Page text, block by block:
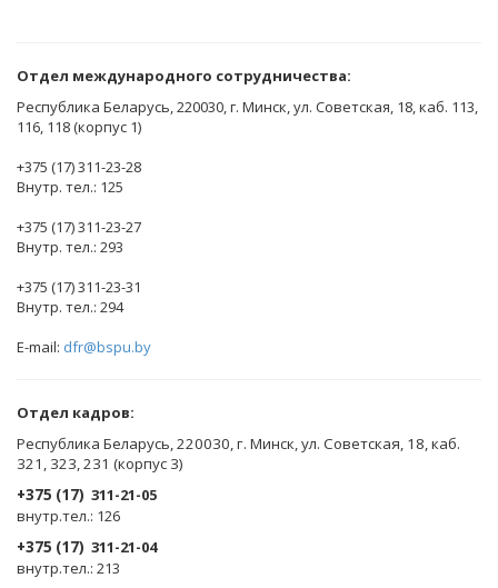
Отдел международного сотрудничества:
Республика Беларусь, 220030, г. Минск, ул. Советская, 18, каб. 113,
116, 118 (корпус 1)
+375 (17) 311-23-28
Внутр. тел.: 125
+375 (17) 311-23-27
Внутр. тел.: 293
+375 (17) 311-23-31
Внутр. тел.: 294
E-mail: dfr@bspu.by
Отдел кадров:
Республика Беларусь, 220030, г. Минск, ул. Советская, 18, каб.
321, 323, 231 (корпус 3)
+375 (17) 311-21-05
внутр.тел.: 126
+375 (17) 311-21-04
внутр.тел.: 213